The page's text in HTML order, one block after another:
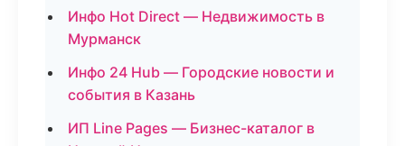
Инфо Hot Direct — Недвижимость в
Мурманск
Инфо 24 Hub — Городские новости и
события в Казань
ИП Line Pages — Бизнес-каталог в